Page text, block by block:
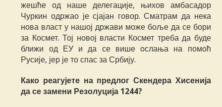
жешће од наше делегације, њихов амбасадор
Чуркин одржао је сјајан говор. Сматрам да нека
нова власт у нашој држави може боље да се бори
за Космет. Тој новој власти Космет треба да буде
ближи од ЕУ и да се више ослања на помоћ
Русије, јер је то спас за Србију.
Како реагујете на предлог Скендера Хисенија
да се замени Резолуција 1244?